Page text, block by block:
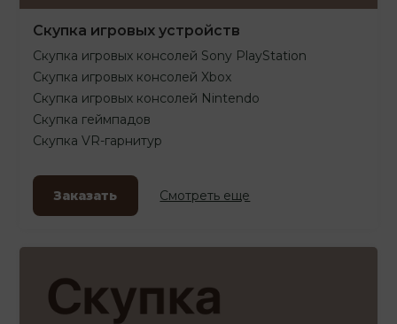
Скупка игровых устройств
Скупка игровых консолей Sony PlayStation
Скупка игровых консолей Xbox
Скупка игровых консолей Nintendo
Скупка геймпадов
Скупка VR-гарнитур
Заказать Смотреть еще